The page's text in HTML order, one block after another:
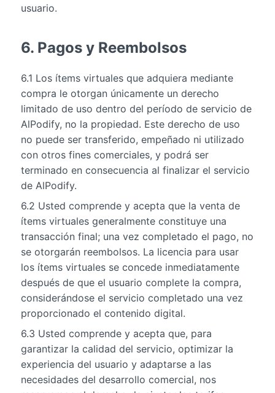
usuario.
6. Pagos y Reembolsos
6.1 Los ítems virtuales que adquiera mediante
compra le otorgan únicamente un derecho
limitado de uso dentro del período de servicio de
AlPodify, no la propiedad. Este derecho de uso
no puede ser transferido, empeñado ni utilizado
con otros fines comerciales, y podrá ser
terminado en consecuencia al finalizar el servicio
de AlPodify.
6.2 Usted comprende y acepta que la venta de
ítems virtuales generalmente constituye una
transacción final; una vez completado el pago, no
se otorgarán reembolsos. La licencia para usar
los ítems virtuales se concede inmediatamente
después de que el usuario complete la compra,
considerándose el servicio completado una vez
proporcionado el contenido digital.
6.3 Usted comprende y acepta que, para
garantizar la calidad del servicio, optimizar la
experiencia del usuario y adaptarse a las
necesidades del desarrollo comercial, nos